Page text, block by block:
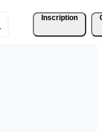
Inscription